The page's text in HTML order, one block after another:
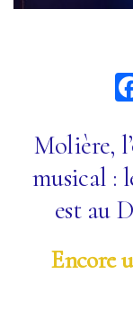
Molière,
musical :
est au
Encore